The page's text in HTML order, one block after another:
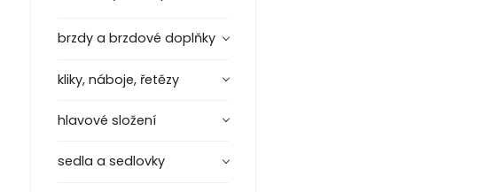
brzdy a brzdové doplňky
kliky, náboje, řetězy
hlavové složení
sedla a sedlovky